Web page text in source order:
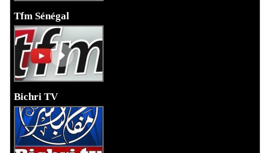
Tfm Sénégal
Bichri TV